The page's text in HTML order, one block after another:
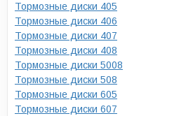
Тормозные диски 405
Тормозные диски 406
Тормозные диски 407
Тормозные диски 408
Тормозные диски 5008
Тормозные диски 508
Тормозные диски 605
Тормозные диски 607